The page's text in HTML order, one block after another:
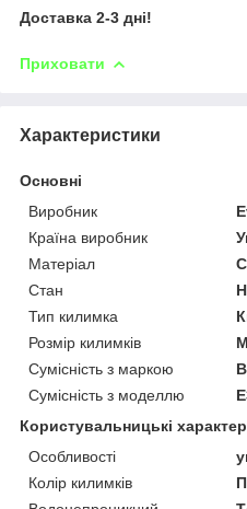
Доставка 2-3 дні!
Приховати
Характеристики
Основні
Виробник
Країна виробник
Матеріал
Стан
Тип килимка
Розмір килимків
Сумісність з маркою
Сумісність з моделлю
Користувальницькі
Особливості
Колір килимків